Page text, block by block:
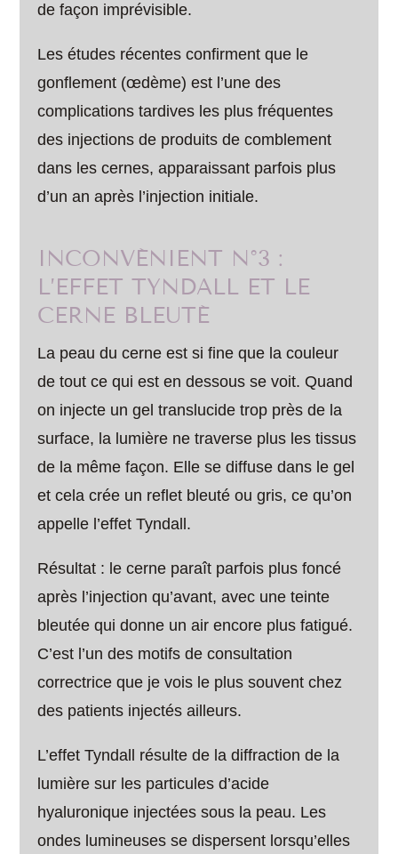
de façon imprévisible.
Les études récentes confirment que le
gonflement (œdème) est l’une des
complications tardives les plus fréquentes
des injections de produits de comblement
dans les cernes, apparaissant parfois plus
d’un an après l’injection initiale.
INCONVÉNIENT N°3 :
L’EFFET TYNDALL ET LE
CERNE BLEUTÉ
La peau du cerne est si fine que la couleur
de tout ce qui est en dessous se voit. Quand
on injecte un gel translucide trop près de la
surface, la lumière ne traverse plus les tissus
de la même façon. Elle se diffuse dans le gel
et cela crée un reflet bleuté ou gris, ce qu’on
appelle l’effet Tyndall.
Résultat : le cerne paraît parfois plus foncé
après l’injection qu’avant, avec une teinte
bleutée qui donne un air encore plus fatigué.
C’est l’un des motifs de consultation
correctrice que je vois le plus souvent chez
des patients injectés ailleurs.
L’effet Tyndall résulte de la diffraction de la
lumière sur les particules d’acide
hyaluronique injectées sous la peau. Les
ondes lumineuses se dispersent lorsqu’elles